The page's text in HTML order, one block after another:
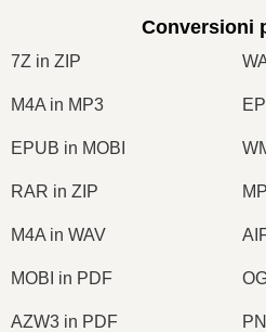
Conversioni
7Z in ZIP
M4A in MP3
EPUB in MOBI
RAR in ZIP
M4A in WAV
MOBI in PDF
AZW3 in PDF